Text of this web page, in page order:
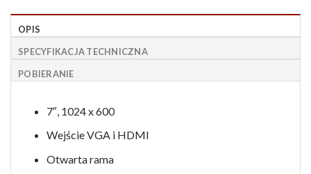
OPIS
SPECYFIKACJA TECHNICZNA
POBIERANIE
7″, 1024 x 600
Wejście VGA i HDMI
Otwarta rama